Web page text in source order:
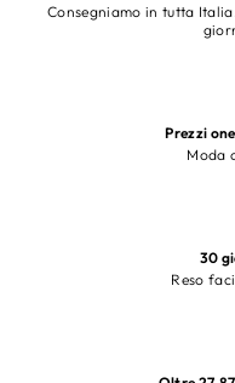
Consegniamo in tutta
Prezzi
Moda
30
Reso